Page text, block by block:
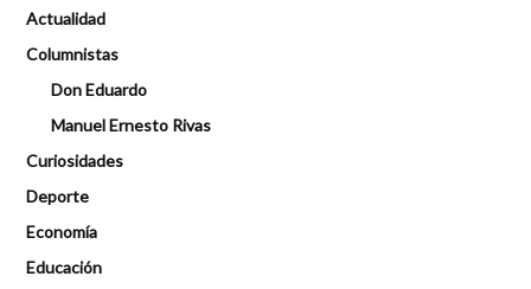
Actualidad
Columnistas
Don Eduardo
Manuel Ernesto Rivas
Curiosidades
Deporte
Economía
Educación